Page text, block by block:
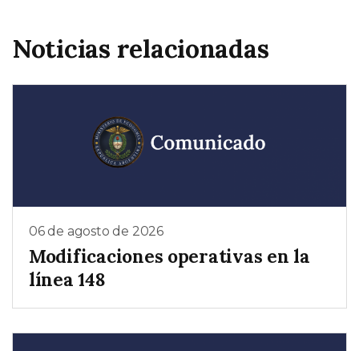
Noticias relacionadas
06 de agosto de 2026
Modificaciones operativas en la
línea 148